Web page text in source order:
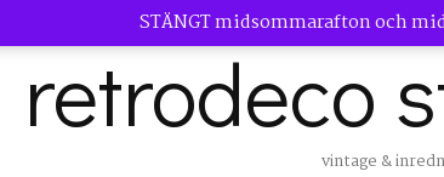
STÄNGT midsommarafton och
retrodeco
vintage &